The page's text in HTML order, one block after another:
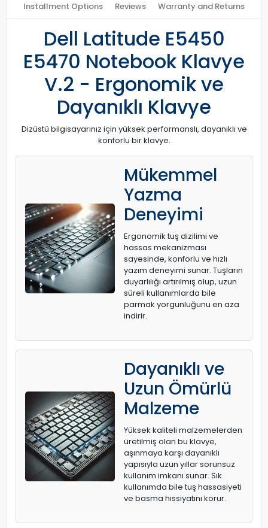
Installment Options Reviews Warranty and Returns
Dell Latitude E5450
E5470 Notebook Klavye
V.2 - Ergonomik ve
Dayanıklı Klavye
Dizüstü bilgisayarınız için yüksek performanslı, dayanıklı ve
konforlu bir klavye.
Mükemmel
Yazma
Deneyimi
Ergonomik tuş dizilimi ve
hassas mekanizması
sayesinde, konforlu ve hızlı
yazım deneyimi sunar. Tuşların
duyarlılığı artırılmış olup, uzun
süreli kullanımlarda bile
parmak yorgunluğunu en aza
indirir.
Dayanıklı ve
Uzun Ömürlü
Malzeme
Yüksek kaliteli malzemelerden
üretilmiş olan bu klavye,
aşınmaya karşı dayanıklı
yapısıyla uzun yıllar sorunsuz
kullanım imkanı sunar. Sık
kullanımda bile tuş hassasiyeti
ve basma hissiyatını korur.